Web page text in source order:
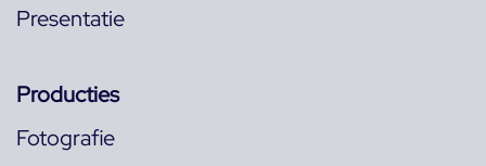
Presentatie
Producties
Fotografie